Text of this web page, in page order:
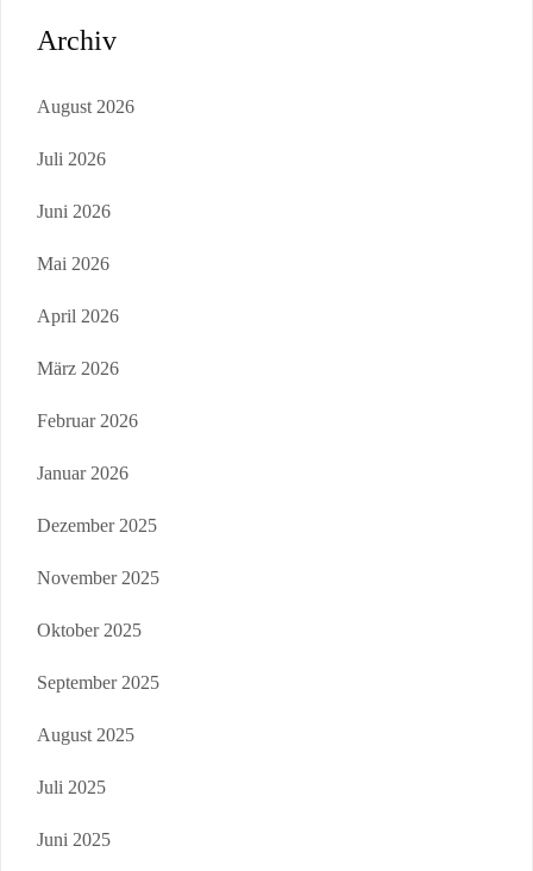
Archiv
August 2026
Juli 2026
Juni 2026
Mai 2026
April 2026
März 2026
Februar 2026
Januar 2026
Dezember 2025
November 2025
Oktober 2025
September 2025
August 2025
Juli 2025
Juni 2025